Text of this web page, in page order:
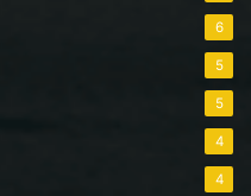
6
5
5
4
4